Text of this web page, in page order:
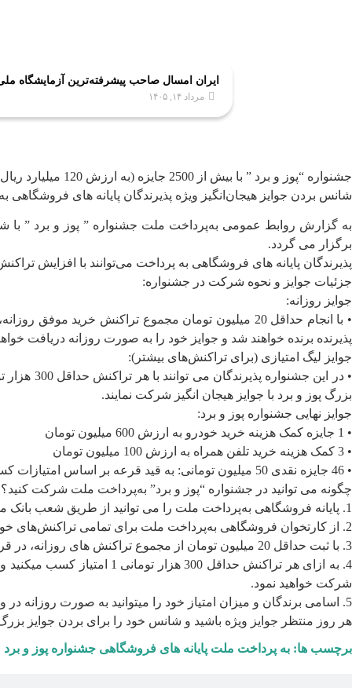
ایران امسال صاحب پیشرفته‌ترین آزمایشگاه
مرداد ۱۴, ۱۴۰۵
جشنواره “پوز و برد ” با بیش از 2500 جایزه (به ارزش 120 میلیارد ریال) :
شانس بردن جوایز هیجان‌انگیز ویژه پذیرندگان پایانه های فروشگاهی
برگزار می گردد.
پذیرندگان پایانه های فروشگاهی به پرداخت می‌توانند با افزایش
جزئیات جوایز و نحوه شرکت در جشنواره:
جوایز روزانه:
پذیرنده برنده خواهند شد و جوایز خود را به صورت روزانه دریافت
جوایز لیگ امتیازی (برای تراکنش‌های بیشتر):
بزرگ پوز و برد با جوایز هیجان انگیز شرکت نمایند.
جوایز نهایی جشنواره پوز و برد:
• 1 جایزه کمک هزینه خرید خودرو به ارزش 600 میلیون تومان
• 3 کمک هزینه خرید تلفن همراه به ارزش 100 میلیون تومان
• 46 جایزه نقدی 50 میلیون تومانی: به قید قرعه بر اساس امتیازات کسب شده
چگونه می توانید در جشنواره “پوز و برد” به‌پرداخت ملت شرکت کنید؟
1. پایانه فروشگاهی به‌پرداخت ملت را می توانید از طریق شعب بانک ملت یا مراجعه به آدرس اینترنتی
2. از کارتخوان فروشگاهی به‌پرداخت ملت برای تمامی تراکنش‌های خود استفاده کنید.
3. با ثبت حداقل 20 میلیون تومان از مجموع تراکنش های روزانه، در قرعه کشی روزانه شرکت خواهید داشت و میتوانید یکی از 2576 برنده هدیه 30.000.000 ریالی باشید.
شرکت خواهید نمود.
5. اسامی برندگان و میزان امتیاز خود را میتوانید به صورت روزانه در وبسایت رسمی به پرداخت ملت
هر روز منتظر جوایز ویژه باشید و شانس خود را برای بردن جوایز
برچسب ها: به پرداخت ملت پایانه های فروشگاهی جشنواره پوز و برد